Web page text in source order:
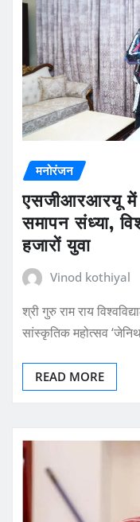
मनोरंजन
एसजीआरआरयू में
समापन संध्या,
हजारों युवा
Vinod kothiyal
श्री गुरु राम राय
सांस्कृतिक महोत्सव
READ MORE